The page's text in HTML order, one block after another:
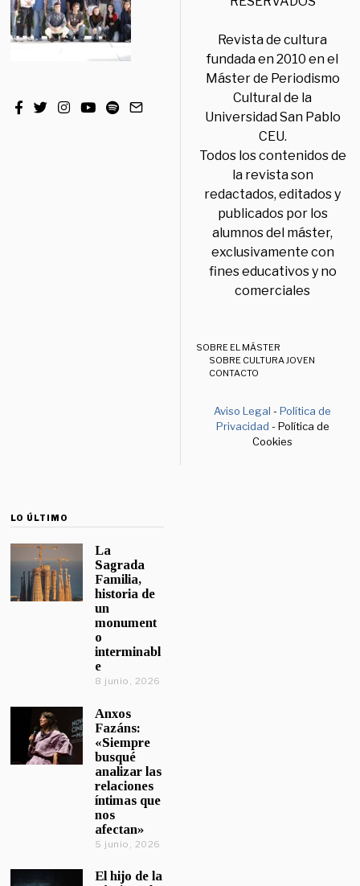
Revista de cultura
fundada en 2010 en el
Máster de Periodismo
Cultural de la
Universidad San Pablo
CEU.
Todos los contenidos de
la revista son
redactados, editados y
publicados por los
alumnos del máster,
exclusivamente con
fines educativos y no
comerciales
SOBRE EL MÁSTER
SOBRE CULTURA JOVEN
CONTACTO
Aviso Legal -Política de
Privacidad - Política de
Cookies
LO ÚLTIMO
La
Sagrada
Familia,
historia de
un
monument
o
interminabl
e
8 junio, 2026
Anxos
Fazáns:
«Siempre
busqué
analizar las
relaciones
íntimas que
nos
afectan»
5 junio, 2026
El hijo de la